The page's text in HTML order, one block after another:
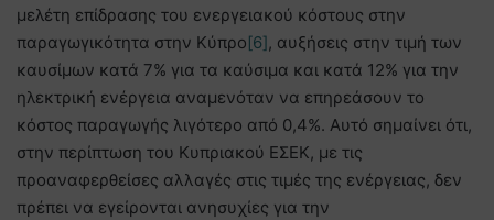
μελέτη επίδρασης του ενεργειακού κόστους στην
παραγωγικότητα στην Κύπρο[6], αυξήσεις στην τιμή των
καυσίμων κατά 7% για τα καύσιμα και κατά 12% για την
ηλεκτρική ενέργεια αναμενόταν να επηρεάσουν το
κόστος παραγωγής λιγότερο από 0,4%. Αυτό σημαίνει ότι,
στην περίπτωση του Κυπριακού ΕΣΕΚ, με τις
προαναφερθείσες αλλαγές στις τιμές της ενέργειας, δεν
πρέπει να εγείρονται ανησυχίες για την